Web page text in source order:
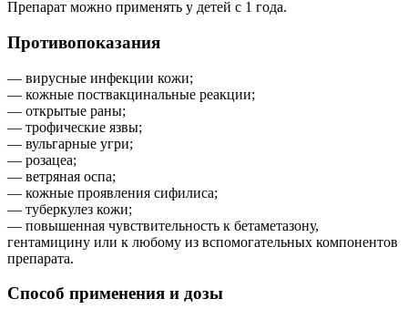
Препарат можно применять у детей с 1 года.
Противопоказания
— вирусные инфекции кожи;
— кожные поствакцинальные реакции;
— открытые раны;
— трофические язвы;
— вульгарные угри;
— розацеа;
— ветряная оспа;
— кожные проявления сифилиса;
— туберкулез кожи;
— повышенная чувствительность к бетаметазону,
гентамицину или к любому из вспомогательных компонентов
препарата.
Способ применения и дозы